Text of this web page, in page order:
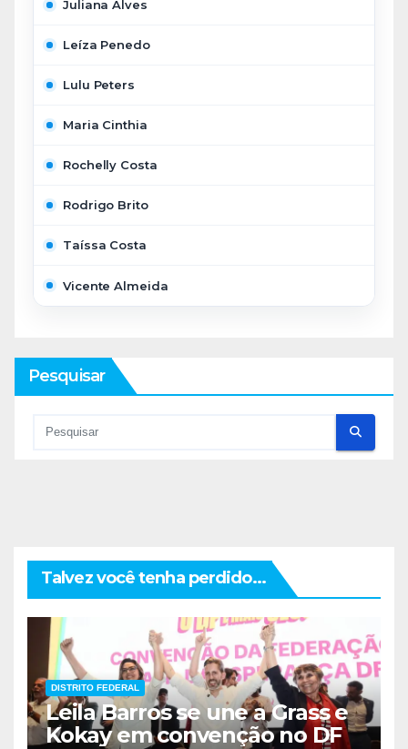
Juliana Alves
Leíza Penedo
Lulu Peters
Maria Cinthia
Rochelly Costa
Rodrigo Brito
Taíssa Costa
Vicente Almeida
Pesquisar
Talvez você tenha perdido...
DISTRITO FEDERAL
Leila Barros se une a Grass e
Kokay em convenção no DF